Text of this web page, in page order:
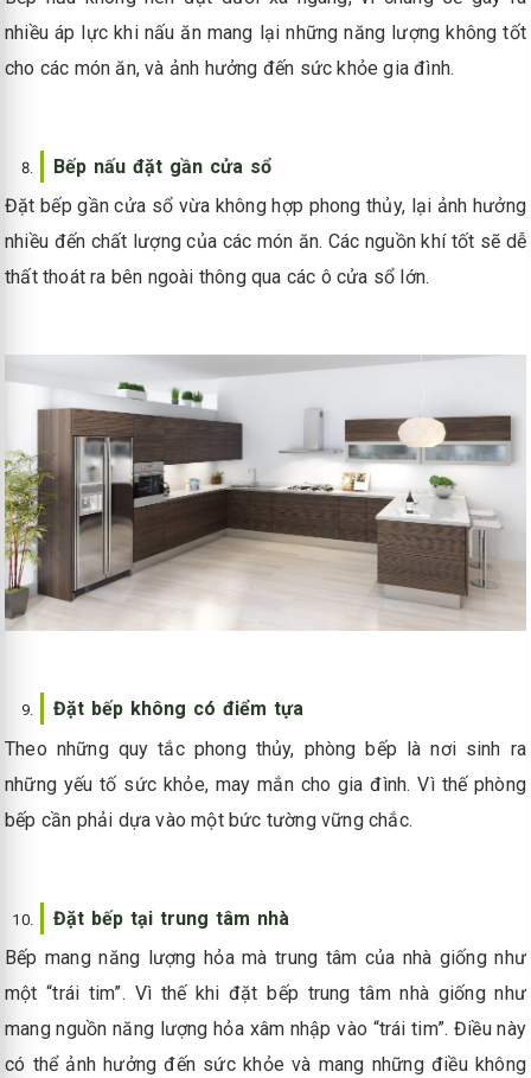
nhiều áp lực khi nấu ăn mang lại những năng lượng không tốt
cho các món ăn, và ảnh hưởng đến sức khỏe gia đình.
Bếp nấu đặt gần cửa sổ
Đặt bếp gần cửa sổ vừa không hợp phong thủy, lại ảnh hưởng
nhiều đến chất lượng của các món ăn. Các nguồn khí tốt sẽ dễ
thất thoát ra bên ngoài thông qua các ô cửa sổ lớn.
Đặt bếp không có điểm tựa
Theo những quy tắc phong thủy, phòng bếp là nơi sinh ra
những yếu tố sức khỏe, may mắn cho gia đình. Vì thế phòng
bếp cần phải dựa vào một bức tường vững chắc.
Đặt bếp tại trung tâm nhà
Bếp mang năng lượng hỏa mà trung tâm của nhà giống như
một “trái tim”. Vì thế khi đặt bếp trung tâm nhà giống như
mang nguồn năng lượng hỏa xâm nhập vào “trái tim”. Điều này
có thể ảnh hưởng đến sức khỏe và mang những điều không